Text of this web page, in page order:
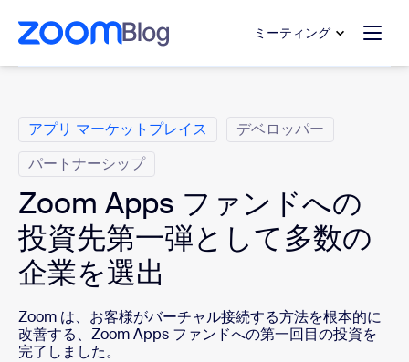
テンツへスキップ
ットへスキップ
ミーティング
アプリ マーケットプレイス
デベロッパー
パートナーシップ
Zoom Apps ファンドへの
投資先第一弾として多数の
企業を選出
Zoom は、お客様がバーチャル接続する方法を根本的に
改善する、Zoom Apps ファンドへの第一回目の投資を
完了しました。